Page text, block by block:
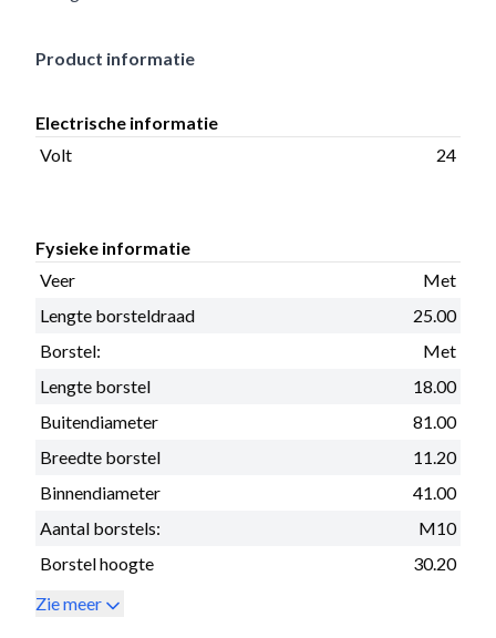
Product informatie
Electrische informatie
Volt
24
Fysieke informatie
Veer
Met
Lengte borsteldraad
25.00
Borstel:
Met
Lengte borstel
18.00
Buitendiameter
81.00
Breedte borstel
11.20
Binnendiameter
41.00
Aantal borstels:
M10
Borstel hoogte
30.20
Zie meer